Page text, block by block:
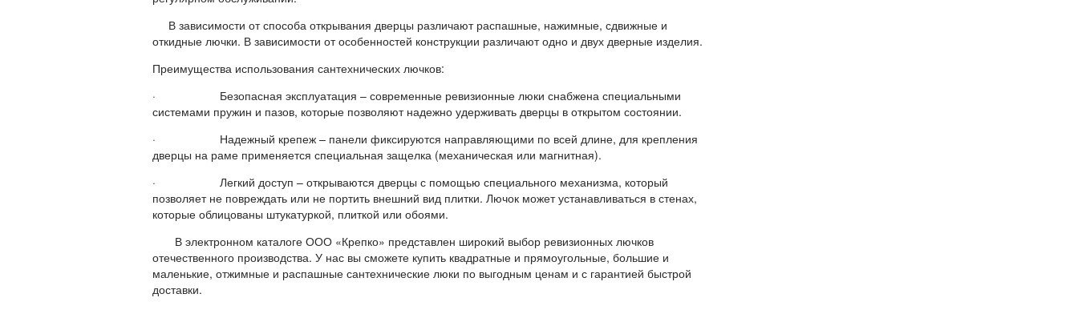
В зависимости от способа открывания дверцы различают распашные, нажимные, сдвижные и
откидные лючки. В зависимости от особенностей конструкции различают одно и двух дверные изделия.
Преимущества использования сантехнических лючков:
· Безопасная эксплуатация – современные ревизионные люки снабжена специальными
системами пружин и пазов, которые позволяют надежно удерживать дверцы в открытом состоянии.
· Надежный крепеж – панели фиксируются направляющими по всей длине, для крепления
дверцы на раме применяется специальная защелка (механическая или магнитная).
· Легкий доступ – открываются дверцы с помощью специального механизма, который
позволяет не повреждать или не портить внешний вид плитки. Лючок может устанавливаться в стенах,
которые облицованы штукатуркой, плиткой или обоями.
В электронном каталоге ООО «Крепко» представлен широкий выбор ревизионных лючков
отечественного производства. У нас вы сможете купить квадратные и прямоугольные, большие и
маленькие, отжимные и распашные сантехнические люки по выгодным ценам и с гарантией быстрой
доставки.